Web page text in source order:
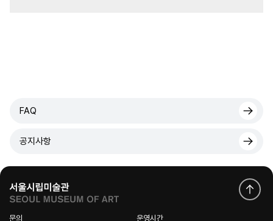
FAQ
공지사항
문의 운영시간